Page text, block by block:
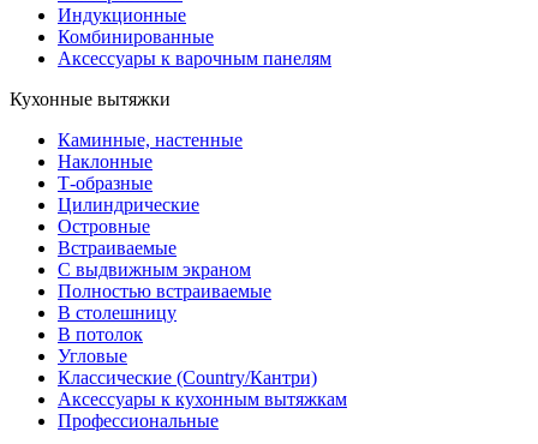
Индукционные
Комбинированные
Аксессуары к варочным панелям
Кухонные вытяжки
Каминные, настенные
Наклонные
Т-образные
Цилиндрические
Островные
Встраиваемые
С выдвижным экраном
Полностью встраиваемые
В столешницу
В потолок
Угловые
Классические (Country/Кантри)
Аксессуары к кухонным вытяжкам
Профессиональные